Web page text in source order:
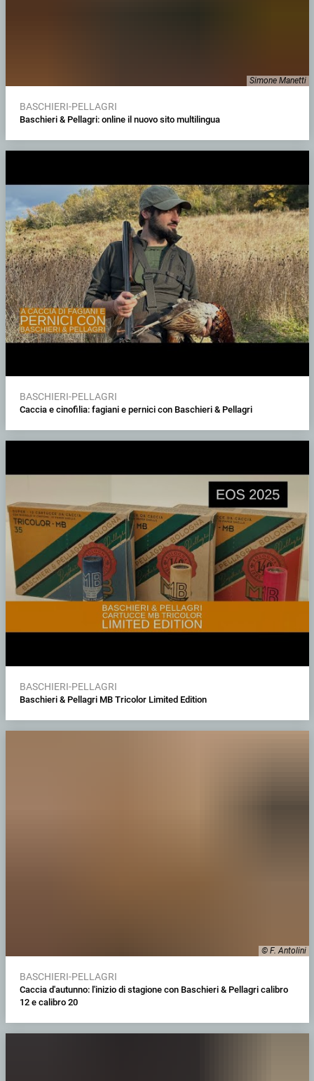
Simone Manetti
BASCHIERI-PELLAGRI
Baschieri & Pellagri: online il nuovo sito multilingua
BASCHIERI-PELLAGRI
Caccia e cinofilia: fagiani e pernici con Baschieri & Pellagri
BASCHIERI-PELLAGRI
Baschieri & Pellagri MB Tricolor Limited Edition
© F. Antolini
BASCHIERI-PELLAGRI
Caccia d'autunno: l'inizio di stagione con Baschieri & Pellagri calibro
12 e calibro 20